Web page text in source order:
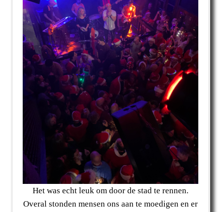
Het was echt leuk om door de stad te rennen.
Overal stonden mensen ons aan te moedigen en er